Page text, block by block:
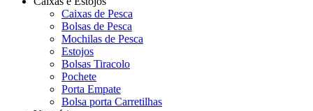
Caixas de Pesca
Bolsas de Pesca
Mochilas de Pesca
Estojos
Bolsas Tiracolo
Pochete
Porta Empate
Bolsa porta Carretilhas